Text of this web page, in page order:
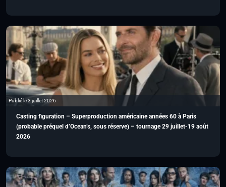
Publié le 3 juillet 2026
Casting figuration – Superproduction américaine années 60 à Paris
(probable préquel d’Ocean’s, sous réserve) – tournage 29 juillet-19 août
2026